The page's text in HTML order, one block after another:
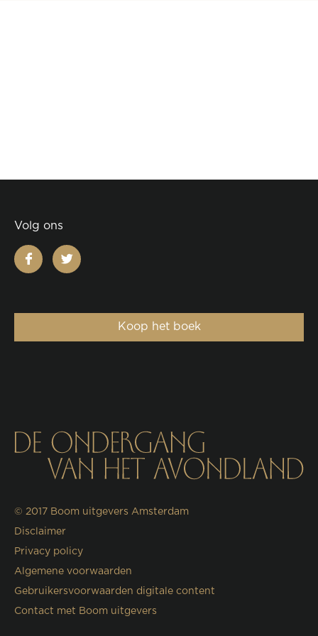
Volg ons
facebooktwitter
Koop het boek
© 2017 Boom uitgevers Amsterdam
Disclaimer
Privacy policy
Algemene voorwaarden
Gebruikersvoorwaarden digitale content
Contact met Boom uitgevers